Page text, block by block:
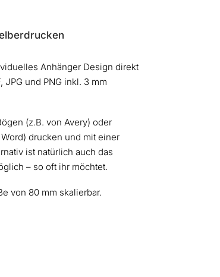
Anhänger Design direkt
und PNG inkl. 3 mm
(z.B. von Avery) oder
drucken und mit einer
ist natürlich auch das
– so oft ihr möchtet.
von 80 mm skalierbar.